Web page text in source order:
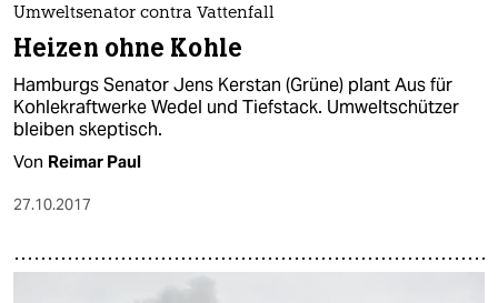
Umweltsenator contra Vattenfall
Heizen ohne Kohle
Hamburgs Senator Jens Kerstan (Grüne) plant Aus für
Kohlekraftwerke Wedel und Tiefstack. Umweltschützer
bleiben skeptisch.
Von Reimar Paul
27.10.2017